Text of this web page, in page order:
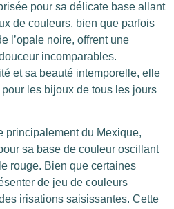
pour sa délicate base allant
de couleurs, bien que parfois
l’opale noire, offrent une
incomparables.
et sa beauté intemporelle, elle
les bijoux de tous les jours
principalement du Mexique,
sa base de couleur oscillant
rouge. Bien que certaines
de jeu de couleurs
irisations saisissantes. Cette